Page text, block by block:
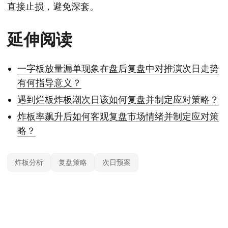
直接止损，避免深套。
延伸阅读
一字板放量漏单现象在盘后复盘中对推演次日走势
有何指导意义？
遇到烂板炸板潮次日该如何复盘并制定应对策略？
炸板率飙升后如何客观复盘市场情绪并制定应对策
略？
炸板分析 复盘策略 次日预案